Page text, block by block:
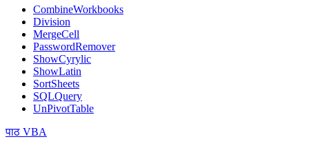
CombineWorkbooks
Division
MergeCell
PasswordRemover
ShowCyrylic
ShowLatin
SortSheets
SQLQuery
UnPivotTable
पाठ VBA